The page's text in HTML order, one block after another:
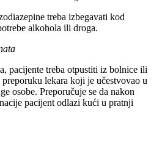
treba izbegavati kod
alkohola ili droga.
pacijente treba otpustiti iz bolnice ili
preporuku lekara koji je učestvovao u
osobe. Preporučuje se da nakon
pacijent odlazi kući u pratnji